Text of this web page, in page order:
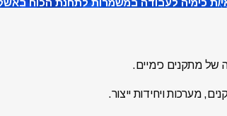
ת כימיה לעבודה במשמרות לתחנת הכוח
של מתקנים כימיים.
מערכות ויחידות ייצור.